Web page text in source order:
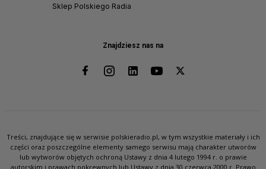
Znajdziesz nas na
Sklep Polskiego Radia
Treści, znajdujące się w serwisie polskieradio.pl, w tym wszystkie materiały i ich
części oraz poszczególne elementy samego serwisu mają charakter utworów
lub wytworów objętych ochroną Ustawy z dnia 4 lutego 1994 r. o prawie
autorskim i prawach pokrewnych lub Ustawy z dnia 30 czerwca 2000 r. Prawo